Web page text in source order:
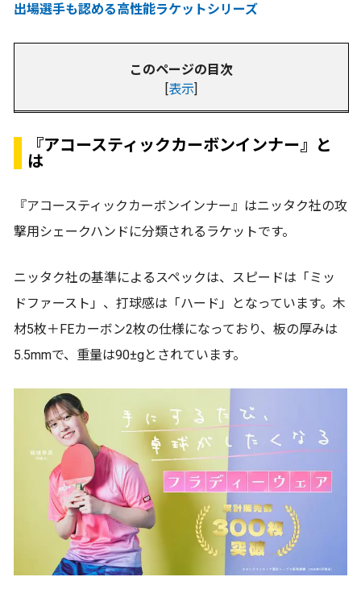
出場選手も認める高性能ラケットシリーズ
このページの目次
表示
『アコースティックカーボンインナー』と
は
『アコースティックカーボンインナー』はニッタク社の攻
撃用シェークハンドに分類されるラケットです。
ニッタク社の基準によるスペックは、スピードは「ミッ
ドファースト」、打球感は「ハード」となっています。木
材5枚＋FEカーボン2枚の仕様になっており、板の厚みは
5.5mmで、重量は90±gとされています。